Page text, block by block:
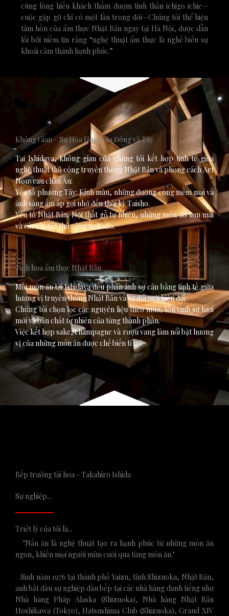
cùng lòng hiếu khách thấm đượm tinh thần ichigo ichie—
cuộc gặp gỡ chỉ có một lần trong đời—Chúng tôi thể hiện
tâm hồn của ẩm thực Nhật Bản ngay tại Hà Nội, được dẫn
lối bởi niềm tin rằng “nghệ thuật ẩm thực là nghề biến sự
khoái cảm thành hạnh phúc.”
Không Gian – Sự Hòa Hợp Của Đông và Tây
Tại Ishidaya, không gian của chúng tôi kết hợp tinh tế giữa
nghệ thuật thủ công truyền thống Nhật Bản và phong cách Art
Nouveau châu Âu:
Yếu tố phương Tây: Kính màu, những đường cong mềm mại và
ánh sáng ấm áp gợi nhớ đến thời kỳ Taisho.
Yếu tố Nhật Bản: Nội thất gỗ tự nhiên, những món đồ sơn mài
và các chi tiết thủ công tinh xảo.
Tinh hoa ẩm thực Nhật Bản
Mỗi món ăn tại Ishidaya đều phản ánh sự cân bằng tinh tế giữa
hương vị truyền thống Nhật Bản và sự đổi mới hiện đại:
Chúng tôi chọn lọc các nguyên liệu theo mùa, tôn vinh sự tươi
mới và bản chất tự nhiên của từng thành phần.
Việc kết hợp sake, champagne và rượu vang làm nổi bật hương
vị của những món ăn được chế biến tỉ mỉ.
Bếp trưởng tài hoa - Takahiro Ishida
Sự nghiệp...
Triết lý của tôi là...
"Nấu ăn là nghệ thuật tạo ra hạnh phúc từ những món ăn
ngon, khiến mọi người mỉm cười qua từng món ăn."
Sinh năm 1976 tại thành phố Yaizu, tỉnh Shizuoka, Nhật Bản,
anh bắt đầu sự nghiệp đầu bếp tại các nhà hàng danh tiếng như
Nhà hàng Pháp Alaska (Shizuoka), Nhà hàng Nhật Bản
Hoshikawa (Tokyo), Hatsushima Club (Shizuoka), Grand XIV